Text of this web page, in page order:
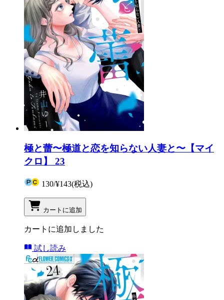
極と蕾〜極道と恋を知らない人妻と〜【マイ
クロ】 23
130/¥143(税込)
カートに追加
カートに追加しました
試し読み